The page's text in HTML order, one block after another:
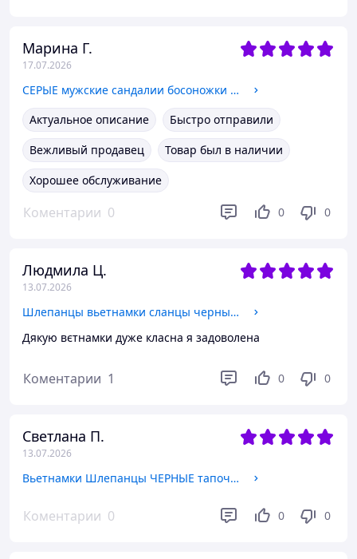
Марина Г.
17.07.2026
СЕРЫЕ мужские сандалии босоножки римлянки открытые на плоской подошве летние унисекс 41
Актуальное описание
Быстро отправили
Вежливый продавец
Товар был в наличии
Хорошее обслуживание
Коментарии 0 0 0
Людмила Ц.
13.07.2026
Шлепанцы вьетнамки сланцы черные открытые летняя обувь женские унисекс сандалии босоножки
Дякую вєтнамки дуже класна я задоволена
Коментарии 1 0 0
Светлана П.
13.07.2026
Вьетнамки Шлепанцы ЧЕРНЫЕ тапочки летние открытые на низком ходу женские сланцы 39
Коментарии 0 0 0